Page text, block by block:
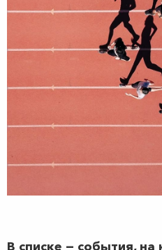
В списке — события,